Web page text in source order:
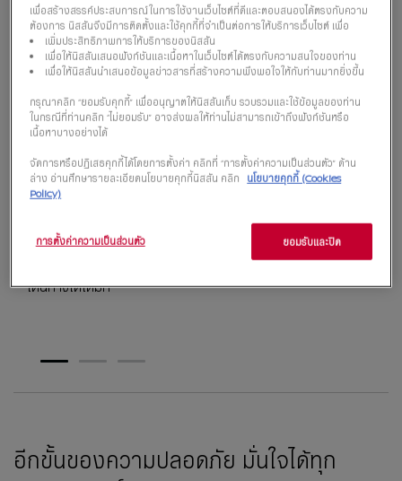
เพิ่มความสบายในการควบคุม
ความเร็วและระยะห่าง
เมื่อการจราจรเคลื่อนตัวช้าหรือ
ไม่ต่อเนื่อง ProPILOT จะช่วย
ปรับความเร็วและรักษาระยะห่าง
จากรถคันหน้า ช่วยลดการเร่ง-
ผ่อน-เบรกซ้ำ ๆ แบบที่ทำให้เมื่อย
ขาไปทั้งวัน เปลี่ยนจากความ
เหนื่อยล้า ให้กลายเป็นการขับที่
มีสมาธิกับสิ่งสำคัญบนถนนได้
เดินทางได้เต็มที่
1 2 3
อีกขั้นของความปลอดภัย มั่นใจได้ทุก
เพื่อสร้างสรรค์ประสบการณ์ในการใช้งานเว็บไซต์ที่ดีและตอบสนองได้ตรงกับความ
ต้องการ นิสสันจึงมีการติดตั้งและใช้คุกกี้ที่จำเป็นต่อการให้บริการเว็บไซต์ เพื่อ
เพิ่มประสิทธิภาพการให้บริการของนิสสัน
เพื่อให้นิสสันเสนอฟังก์ชันและเนื้อหาในเว็บไซต์ได้ตรงกับความสนใจของท่าน
เพื่อให้นิสสันนำเสนอข้อมูลข่าวสารที่สร้างความพึงพอใจให้กับท่านมากยิ่งขึ้น
กรุณาคลิก “ยอมรับคุกกี้” เพื่ออนุญาตให้นิสสันเก็บ รวบรวมและใช้ข้อมูลของท่าน
ในกรณีที่ท่านคลิก “ไม่ยอมรับ” อาจส่งผลให้ท่านไม่สามารถเข้าถึงฟังก์ชันหรือ
เนื้อหาบางอย่างได้
จัดการหรือปฏิเสธคุกกี้ได้โดยการตั้งค่า คลิกที่ “การตั้งค่าความเป็นส่วนตัว” ด้าน
ล่าง อ่านศึกษารายละเอียดนโยบายคุกกี้นิสสัน คลิก
นโยบายคุกกี้ (Cookies
Policy)
ยอมรับและปิด
การตั้งค่าความเป็นส่วนตัว